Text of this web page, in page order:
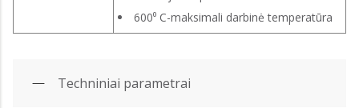
600⁰ C-maksimali darbinė temperatūra
Techniniai parametrai